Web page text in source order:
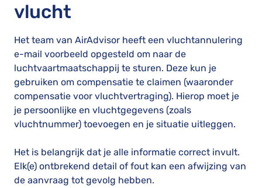
vlucht
Het team van AirAdvisor heeft een vluchtannulering
e-mail voorbeeld opgesteld om naar de
luchtvaartmaatschappij te sturen. Deze kun je
gebruiken om compensatie te claimen (waaronder
compensatie voor vluchtvertraging). Hierop moet je
je persoonlijke en vluchtgegevens (zoals
vluchtnummer) toevoegen en je situatie uitleggen.
Het is belangrijk dat je alle informatie correct invult.
Elk(e) ontbrekend detail of fout kan een afwijzing van
de aanvraag tot gevolg hebben.